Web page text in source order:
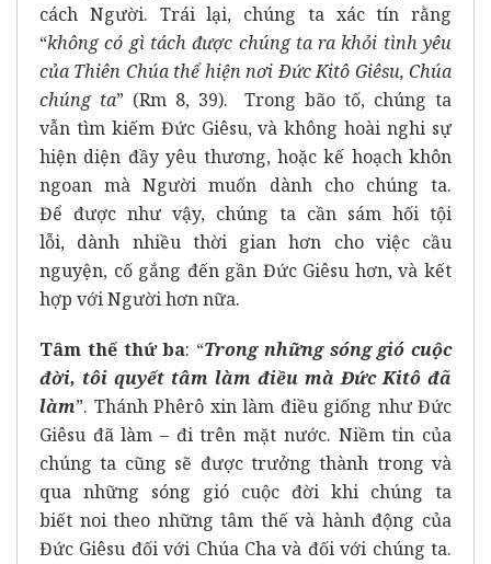
cách Người. Trái lại, chúng ta xác tín rằng
“không có gì tách được chúng ta ra khỏi tình yêu
của Thiên Chúa thể hiện nơi Ðức Kitô Giêsu, Chúa
chúng ta” (Rm 8, 39). Trong bão tố, chúng ta
vẫn tìm kiếm Đức Giêsu, và không hoài nghi sự
hiện diện đầy yêu thương, hoặc kế hoạch khôn
ngoan mà Người muốn dành cho chúng ta.
Để được như vậy, chúng ta cần sám hối tội
lỗi, dành nhiều thời gian hơn cho việc cầu
nguyện, cố gắng đến gần Đức Giêsu hơn, và kết
hợp với Người hơn nữa.
Tâm thế thứ ba: “Trong những sónggió cuộc
đời, tôi quyết tâm làm điều mà Đức Kitô đã
làm”. Thánh Phêrô xin làm điều giống như Đức
Giêsu đã làm – đi trên mặt nước. Niềm tin của
chúng ta cũng sẽ được trưởng thành trong và
qua những sóng gió cuộc đời khi chúng ta
biết noi theo những tâm thế và hành động của
Đức Giêsu đối với Chúa Cha và đối với chúng ta.